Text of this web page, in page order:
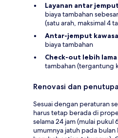
Layanan antar
biaya tambahan
(satu arah, maksimal 4
Antar-jemput
biaya tambahan
Check-out lebih lama
tambahan (tergantung
Renovasi dan
Sesuai dengan peraturan
harus tetap berada di
selama 24 jam (mulai pukul
umumnya jatuh pada